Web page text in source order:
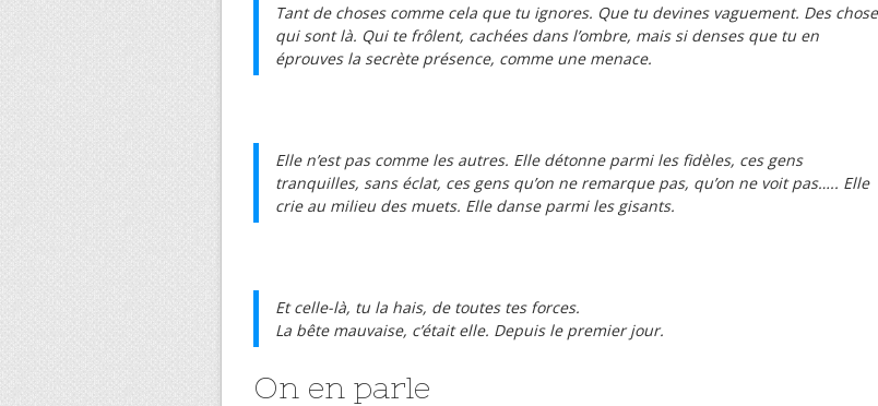
Tant de choses comme cela que tu ignores. Que tu devines vaguement. Des
qui sont là. Qui te frôlent, cachées dans l’ombre, mais si denses que tu en
éprouves la secrète présence, comme une menace.
Elle n’est pas comme les autres. Elle détonne parmi les fidèles, ces gens
tranquilles, sans éclat, ces gens qu’on ne remarque pas, qu’on ne voit pas….. Elle
crie au milieu des muets. Elle danse parmi les gisants.
Et celle-là, tu la hais, de toutes tes forces.
La bête mauvaise, c’était elle. Depuis le premier jour.
On en parle